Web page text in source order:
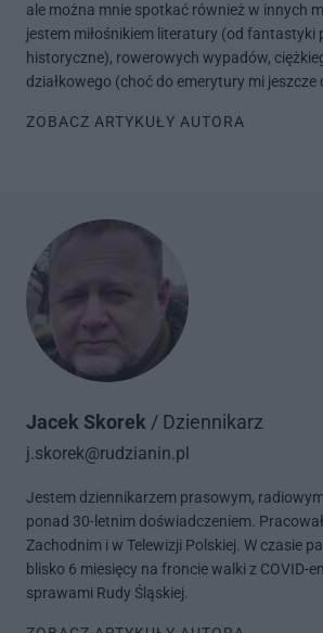
ale można mnie spotkać również w innych
jestem miłośnikiem literatury (od fantastyki
historyczne), rowerowych wypadów,
działkowego (choć do emerytury mi jeszcze
ZOBACZ ARTYKUŁY AUTORA
Jacek Skorek / Dziennikarz
j.skorek@rudzianin.pl
Jestem dziennikarzem prasowym,
ponad 30-letnim doświadczeniem.
Zachodnim i w Telewizji Polskiej. W czasie
blisko 6 miesięcy na froncie walki z COVID-
sprawami Rudy Śląskiej.